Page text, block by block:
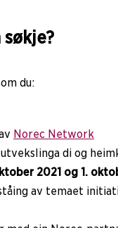
søkje?
du:
Norec Network
di og
2021 og 1.
av temaet